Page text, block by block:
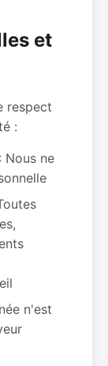
et
respect
:
: Nous ne
n'est